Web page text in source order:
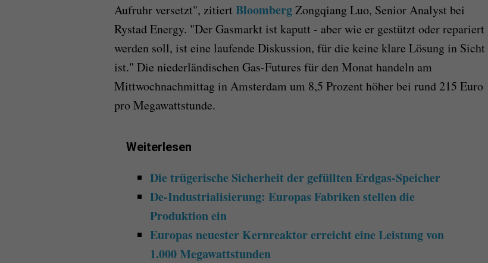
Aufruhr versetzt", zitiert BloombergZongqiang Luo, Senior Analyst bei
Rystad Energy. "Der Gasmarkt ist kaputt - aber wie er gestützt oder repariert
werden soll, ist eine laufende Diskussion, für die keine klare Lösung in Sicht
ist." Die niederländischen Gas-Futures für den Monat handeln am
Mittwochnachmittag in Amsterdam um 8,5 Prozent höher bei rund 215 Euro
pro Megawattstunde.
Weiterlesen
Die trügerische Sicherheit der gefüllten Erdgas-Speicher
De-Industrialisierung: Europas Fabriken stellen die
Produktion ein
Europas neuester Kernreaktor erreicht eine Leistung von
1.000 Megawattstunden